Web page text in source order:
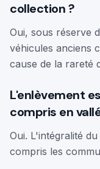
collection ?
Oui, sous réserve
véhicules anciens
cause de la rareté
L'enlèvement
compris en
Oui. L'intégralité
compris les